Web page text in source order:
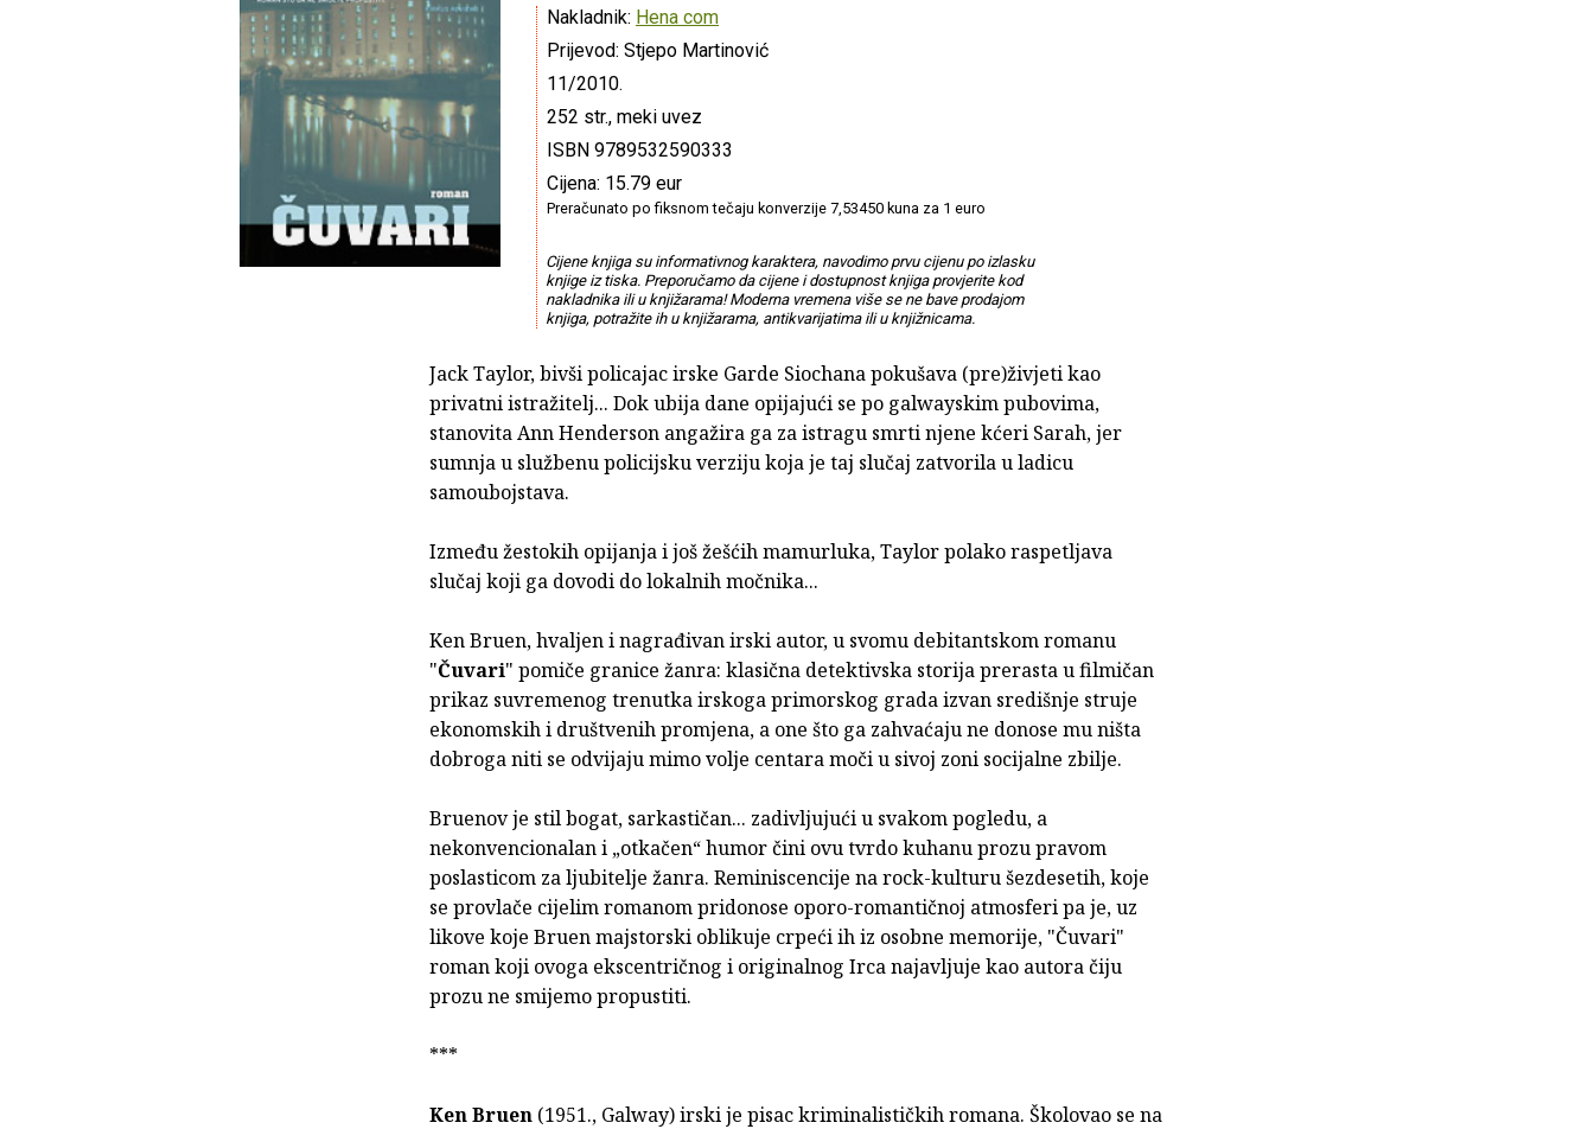
Nakladnik: Hena com
Prijevod: Stjepo Martinović
11/2010.
252 str., meki uvez
ISBN 9789532590333
Cijena: 15.79 eur
Preračunato po fiksnom tečaju konverzije 7,53450 kuna za 1 euro
Cijene knjiga su informativnog karaktera, navodimo prvu cijenu po izlasku
knjige iz tiska. Preporučamo da cijene i dostupnost knjiga provjerite kod
nakladnika ili u knjižarama! Moderna vremena više se ne bave prodajom
knjiga, potražite ih u knjižarama, antikvarijatima ili u knjižnicama.
Jack Taylor, bivši policajac irske Garde Siochana pokušava (pre)živjeti kao
privatni istražitelj... Dok ubija dane opijajući se po galwayskim pubovima,
stanovita Ann Henderson angažira ga za istragu smrti njene kćeri Sarah, jer
sumnja u službenu policijsku verziju koja je taj slučaj zatvorila u ladicu
samoubojstava.
Između žestokih opijanja i još žešćih mamurluka, Taylor polako raspetljava
slučaj koji ga dovodi do lokalnih močnika...
Ken Bruen, hvaljen i nagrađivan irski autor, u svomu debitantskom romanu
"Čuvari" pomiče granice žanra: klasična detektivska storija prerasta u filmičan
prikaz suvremenog trenutka irskoga primorskog grada izvan središnje struje
ekonomskih i društvenih promjena, a one što ga zahvaćaju ne donose mu ništa
dobroga niti se odvijaju mimo volje centara moči u sivoj zoni socijalne zbilje.
Bruenov je stil bogat, sarkastičan... zadivljujući u svakom pogledu, a
nekonvencionalan i „otkačen“ humor čini ovu tvrdo kuhanu prozu pravom
poslasticom za ljubitelje žanra. Reminiscencije na rock-kulturu šezdesetih, koje
se provlače cijelim romanom pridonose oporo-romantičnoj atmosferi pa je, uz
likove koje Bruen majstorski oblikuje crpeći ih iz osobne memorije, "Čuvari"
roman koji ovoga ekscentričnog i originalnog Irca najavljuje kao autora čiju
prozu ne smijemo propustiti.
***
Ken Bruen (1951., Galway) irski je pisac kriminalističkih romana. Školovao se na